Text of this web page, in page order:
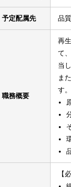
予定配属先 品
職務概要
再
て
当
ま
す。
【